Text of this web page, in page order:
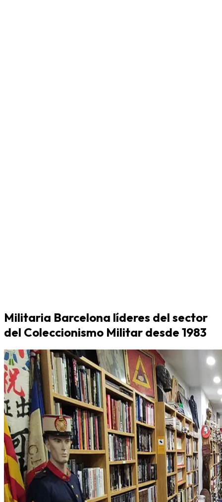
Militaria Barcelona líderes del sector
del Coleccionismo Militar desde 1983